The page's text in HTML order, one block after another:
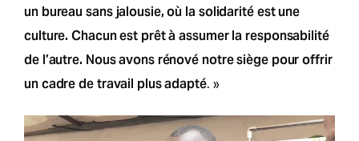
un bureau sans jalousie, où la solidarité est une
culture. Chacun est prêt à assumer la responsabilité
de l’autre. Nous avons rénové notre siège pour offrir
un cadre de travail plus adapté. »